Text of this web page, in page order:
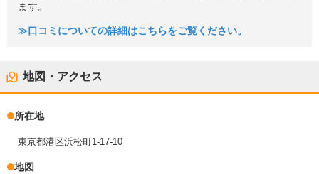
ます。
≫口コミについての詳細はこちらをご覧ください。
地図・アクセス
所在地
東京都港区浜松町1-17-10
地図